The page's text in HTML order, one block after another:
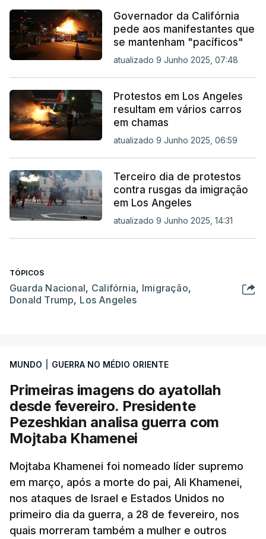
Governador da Califórnia
pede aos manifestantes que
se mantenham "pacíficos"
atualizado 9 Junho 2025, 07:48
Protestos em Los Angeles
resultam em vários carros
em chamas
atualizado 9 Junho 2025, 06:59
Terceiro dia de protestos
contra rusgas da imigração
em Los Angeles
atualizado 9 Junho 2025, 14:31
TÓPICOS
Guarda Nacional, Califórnia, Imigração,
Donald Trump, Los Angeles
MUNDO GUERRA NO MÉDIO ORIENTE
Primeiras imagens do ayatollah
desde fevereiro. Presidente
Pezeshkian analisa guerra com
Mojtaba Khamenei
Mojtaba Khamenei foi nomeado líder supremo
em março, após a morte do pai, Ali Khamenei,
nos ataques de Israel e Estados Unidos no
primeiro dia da guerra, a 28 de fevereiro, nos
quais morreram também a mulher e outros